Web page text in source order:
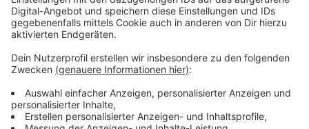
bleiben!
Verpass' nichts mehr - mit unserem kostenlosen
ANTENNE BAYERN Newsletter. Ob Nachrichten,
Lifestyle oder unsere neuesten Aktionen - wir
informieren dich.
Zum Newsletter anmelden